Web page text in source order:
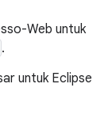
Web untuk
.
untuk Eclipse